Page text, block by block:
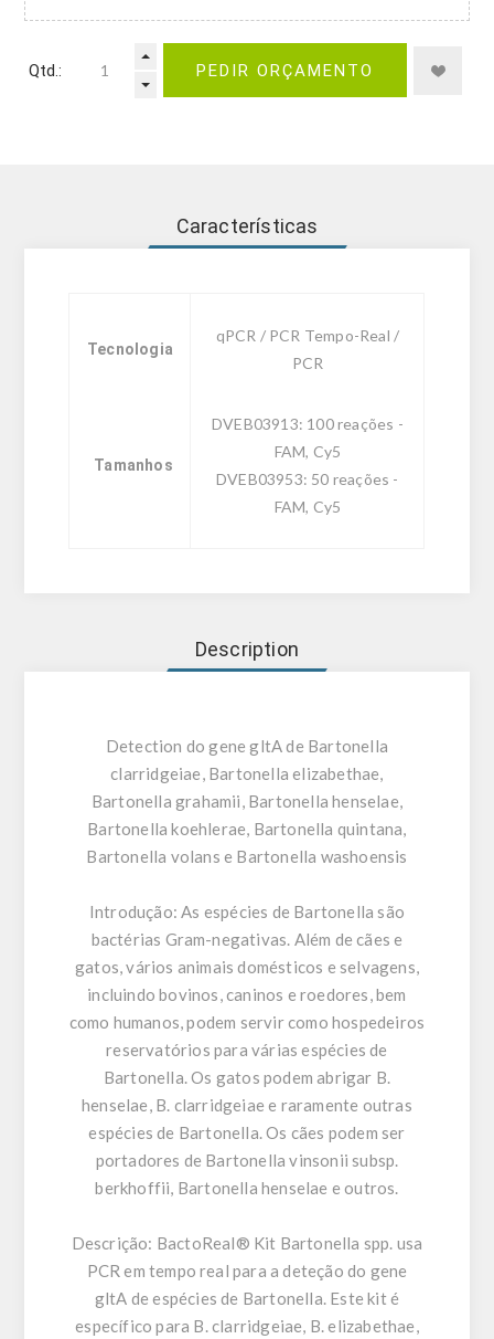
Qtd.: PEDIR ORÇAMENTO
Características
Tecnologia
qPCR / PCR Tempo-Real /
PCR
Tamanhos
DVEB03913: 100 reações -
FAM, Cy5
DVEB03953: 50 reações -
FAM, Cy5
Description
Detection do gene gltA de Bartonella
clarridgeiae, Bartonella elizabethae,
Bartonella grahamii, Bartonella henselae,
Bartonella koehlerae, Bartonella quintana,
Bartonella volans e Bartonella washoensis
Introdução: As espécies de Bartonella são
bactérias Gram-negativas. Além de cães e
gatos, vários animais domésticos e selvagens,
incluindo bovinos, caninos e roedores, bem
como humanos, podem servir como hospedeiros
reservatórios para várias espécies de
Bartonella. Os gatos podem abrigar B.
henselae, B. clarridgeiae e raramente outras
espécies de Bartonella. Os cães podem ser
portadores de Bartonella vinsonii subsp.
berkhoffii, Bartonella henselae e outros.
Descrição: BactoReal® Kit Bartonella spp. usa
PCR em tempo real para a deteção do gene
gltA de espécies de Bartonella. Este kit é
específico para B. clarridgeiae, B. elizabethae,